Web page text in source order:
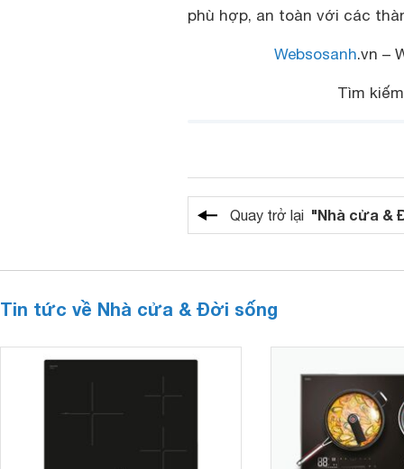
phù hợp, an toàn với các
Websosanh.vn –
Tìm
Quay trở lại "Nhà cửa &
Tin tức về Nhà cửa & Đời sống